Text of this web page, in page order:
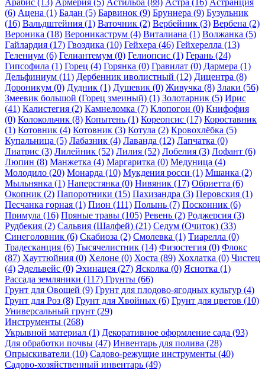
Арабис (13) Армерия (5) Астильба (88) Астра (16) Астранция
(6) Ацена (1) Бадан (5) Барвинок (9) Бруннера (9) Бузульник
(16) Вальдштейния (1) Ваточник (2) Вербейник (3) Вербена (2)
Вероника (18) Вероникаструм (4) Виталиана (1) Волжанка (5)
Гайлардия (17) Гвоздика (10) Гейхера (46) Гейхерелла (13)
Гелениум (6) Гелиантемум (0) Гелиопсис (1) Герань (24)
Гипсофила (1) Горец (4) Горянка (0) Гравилат (0) Дармера (1)
Дельфиниум (11) Дербенник иволистный (12) Дицентра (8)
Дороникум (0) Дудник (1) Душевик (0) Живучка (8) Злаки (56)
Змеевик большой (Горец змеиный) (1) Золотарник (5) Ирис
(41) Калистегия (2) Камнеломка (7) Клопогон (0) Книфофия
(0) Колокольчик (8) Копытень (1) Кореопсис (17) Короставник
(1) Котовник (4) Котовник (3) Котула (2) Кровохлёбка (5)
Купальница (5) Лабазник (4) Лаванда (12) Лапчатка (0)
Лиатрис (3) Лилейник (52) Лилия (52) Лобелия (3) Лофант (6)
Люпин (8) Манжетка (4) Маргаритка (0) Медуница (4)
Молодило (20) Монарда (10) Мукдения росси (1) Мшанка (2)
Мыльнянка (1) Наперстянка (0) Нивяник (17) Обриетта (6)
Окопник (2) Папоротники (15) Пахизандра (3) Перовския (1)
Песчанка горная (1) Пион (111) Полынь (7) Посконник (6)
Примула (16) Пряные травы (105) Ревень (2) Роджерсия (3)
Рудбекия (2) Сальвия (Шалфей) (21) Седум (Очиток) (33)
Синеголовник (6) Скабиоза (2) Смолевка (1) Тиарелла (0)
Традесканция (6) Тысячелистник (14) Физостегия (0) Флокс
(87) Хауттюйния (0) Хелоне (0) Хоста (89) Хохлатка (0) Чистец
(4) Эдельвейс (0) Эхинацея (27) Ясколка (0) Яснотка (1)
Рассада земляники (117) Грунты (66)
Грунт для Овощей (9) Грунт для плодово-ягодных культур (4)
Грунт для Роз (8) Грунт для Хвойных (6) Грунт для цветов (10)
Универсальный грунт (29)
Инструменты (268)
Укрывной материал (1) Декоративное оформление сада (93)
Для обработки почвы (47) Инвентарь для полива (28)
Опрыскиватели (10) Садово-режущие инструменты (40)
Садово-хозяйственный инвентарь (49)